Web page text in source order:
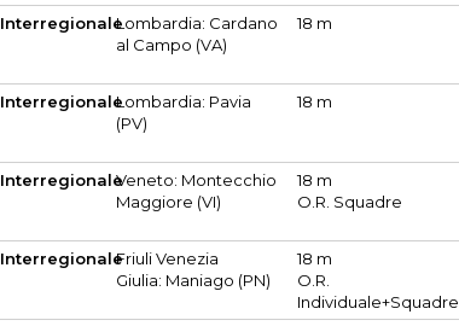
InterregionaleLombardia: Cardano
al Campo (VA)
18 m
InterregionaleLombardia: Pavia
(PV)
18 m
InterregionaleVeneto: Montecchio
Maggiore (VI)
18 m
O.R. Squadre
InterregionaleFriuli Venezia
Giulia: Maniago (PN)
18 m
O.R.
Individuale+Squadre